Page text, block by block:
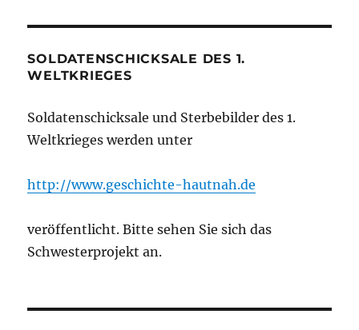
SOLDATENSCHICKSALE DES 1.
WELTKRIEGES
Soldatenschicksale und Sterbebilder des 1.
Weltkrieges werden unter
http://www.geschichte-hautnah.de
veröffentlicht. Bitte sehen Sie sich das
Schwesterprojekt an.